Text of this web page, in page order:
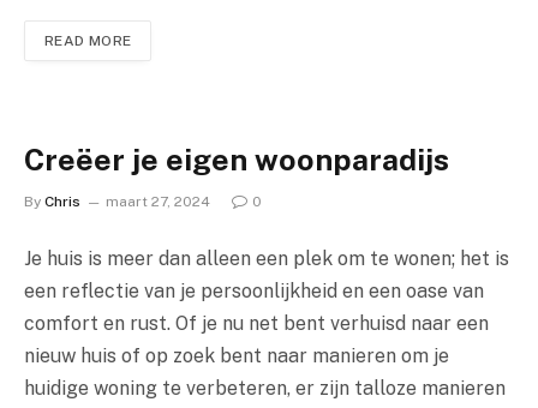
READ MORE
Creëer je eigen woonparadijs
By Chris maart 27, 2024 0
Je huis is meer dan alleen een plek om te wonen; het is
een reflectie van je persoonlijkheid en een oase van
comfort en rust. Of je nu net bent verhuisd naar een
nieuw huis of op zoek bent naar manieren om je
huidige woning te verbeteren, er zijn talloze manieren